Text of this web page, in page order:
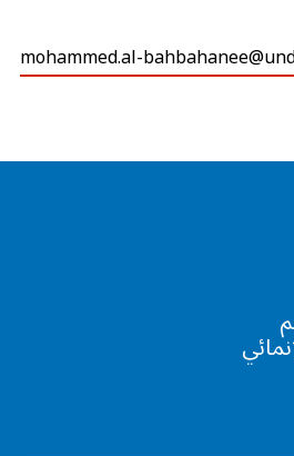
mohammed.al-